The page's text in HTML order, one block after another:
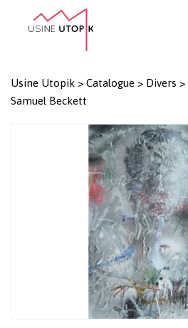
Panier
Usine Utopik > Catalogue > Divers >
Samuel Beckett